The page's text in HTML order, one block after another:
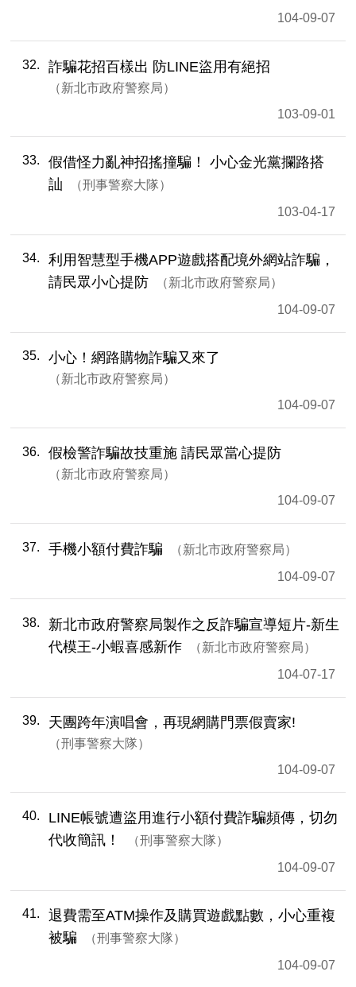
104-09-07
32 詐騙花招百樣出 防LINE盜用有絕招
新北市政府警察局
103-09-01
33
假借怪力亂神招搖撞騙！ 小心金光黨攔路搭
訕
刑事警察大隊
103-04-17
34
利用智慧型手機APP遊戲搭配境外網站詐騙，
請民眾小心提防
新北市政府警察局
104-09-07
35 小心！網路購物詐騙又來了
新北市政府警察局
104-09-07
36 假檢警詐騙故技重施 請民眾當心提防
新北市政府警察局
104-09-07
37 手機小額付費詐騙
新北市政府警察局
104-09-07
38
新北市政府警察局製作之反詐騙宣導短片-新生
代模王-小蝦喜感新作
新北市政府警察局
104-07-17
39 天團跨年演唱會，再現網購門票假賣家!
刑事警察大隊
104-09-07
40
LINE帳號遭盜用進行小額付費詐騙頻傳，切勿
代收簡訊！
刑事警察大隊
104-09-07
41
退費需至ATM操作及購買遊戲點數，小心重複
被騙
刑事警察大隊
104-09-07